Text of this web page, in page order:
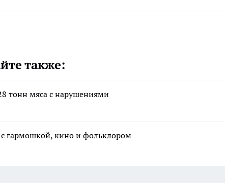
также:
тонн мяса с нарушениями
с гармошкой, кино и фольклором